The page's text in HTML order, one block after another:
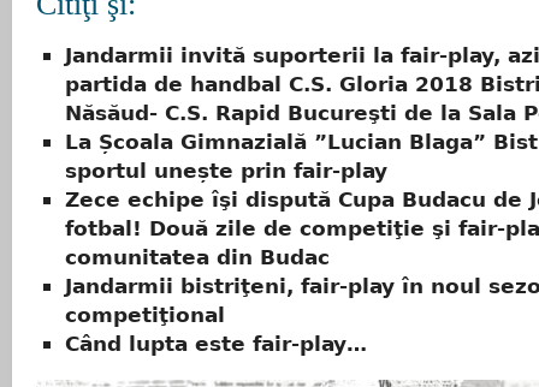
Jandarmii invită suporterii la fair-play,
partida de handbal C.S. Gloria 2018
Năsăud- C.S. Rapid Bucureşti de la Sala
La Școala Gimnazială ”Lucian Blaga”
sportul unește prin fair-play
Zece echipe îşi dispută Cupa Budacu de
fotbal! Două zile de competiţie şi fair-
comunitatea din Budac
Jandarmii bistriţeni, fair-play în noul
competiţional
Când lupta este fair-play…